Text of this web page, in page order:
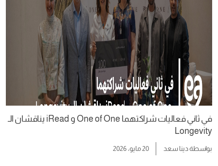
في ثاني فعاليات شراكتهما One of One و iRead يناقشان الـ
Longevity
بواسطةدينا سعد 20 مايو، 2026